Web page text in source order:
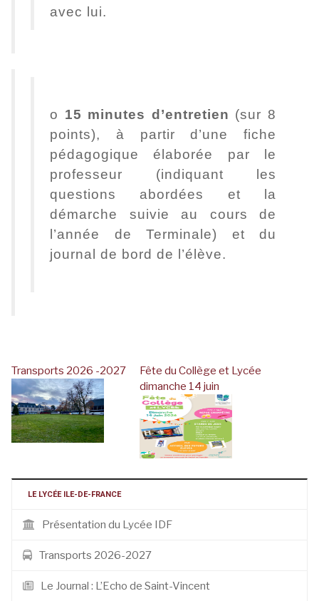
avec lui.
o 15 minutes d’entretien (sur 8
points), à partir d’une fiche
pédagogique élaborée par le
professeur (indiquant les
questions abordées et la
démarche suivie au cours de
l’année de Terminale) et du
journal de bord de l’élève.
Transports 2026 -2027
Fête du Collège et Lycée
dimanche 14 juin
LE LYCÉE ILE-DE-FRANCE
Présentation du Lycée IDF
Transports 2026-2027
Le Journal : L’Echo de Saint-Vincent